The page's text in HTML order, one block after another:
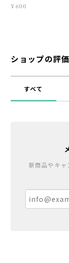
¥600
ショップの評価
すべて
新商品やキャ